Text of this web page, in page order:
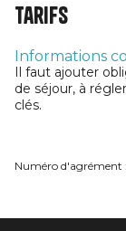
Tarifs
Informations
Il faut ajouter
de séjour, à
clés.
Numéro d'agrément